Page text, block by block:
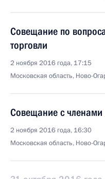
Совещание по
торговли
2 ноября 2016 года, 17:15
Московская область, Ново-
Совещание с членами
2 ноября 2016 года, 16:30
Московская область, Ново-